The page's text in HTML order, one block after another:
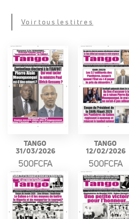
Voir tous les titres
TANGO
31/03/2026
500FCFA
TANGO
12/02/2026
500FCFA